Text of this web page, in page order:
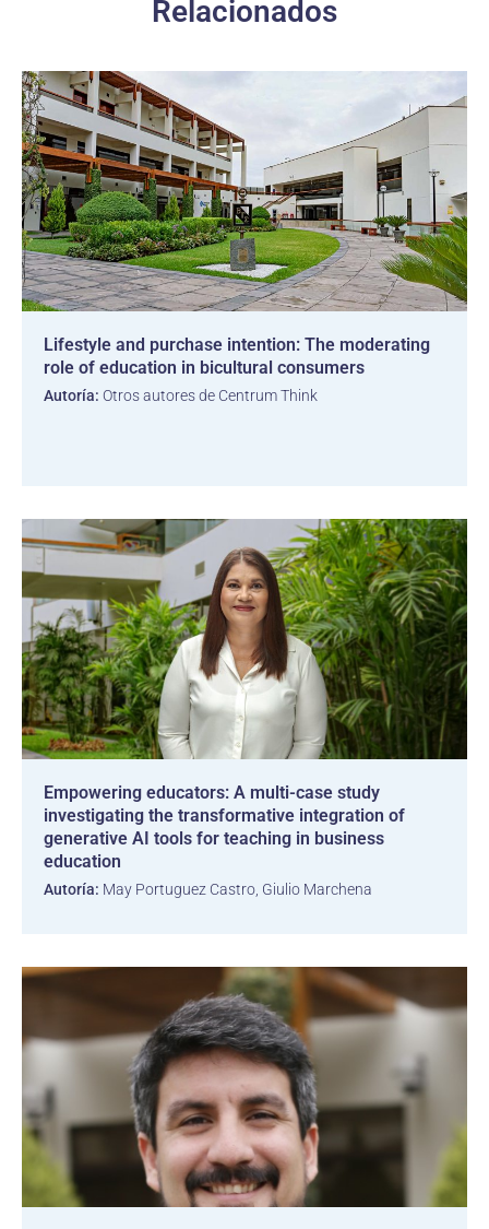
Relacionados
Lifestyle and purchase intention: The moderating
role of education in bicultural consumers
Autoría: Otros autores de Centrum Think
Empowering educators: A multi-case study
investigating the transformative integration of
generative AI tools for teaching in business
education
Autoría: May Portuguez Castro, Giulio Marchena